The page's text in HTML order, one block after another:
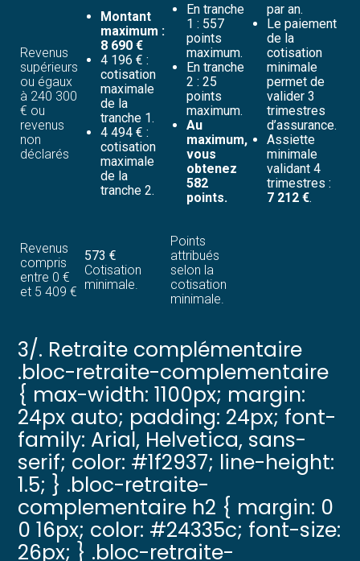
par an.
Le paiement
de la
cotisation
minimale
permet de
valider 3
trimestres
d’assurance.
Assiette
minimale
validant 4
trimestres :
7 212 €.
Revenus
supérieurs
ou égaux
à 240 300
€ ou
revenus
non
déclarés
Montant
maximum :
8 690 €
4 196 € :
cotisation
maximale
de la
tranche 1.
4 494 € :
cotisation
maximale
de la
tranche 2.
En tranche
1 : 557
points
maximum.
En tranche
2 : 25
points
maximum.
Au
maximum,
vous
obtenez
582
points.
Revenus
compris
entre 0 €
et 5 409 €
573 €
Cotisation
minimale.
Points
attribués
selon la
cotisation
minimale.
3/. Retraite complémentaire
.bloc-retraite-complementaire
{ max-width: 1100px; margin:
24px auto; padding: 24px; font-
family: Arial, Helvetica, sans-
serif; color: #1f2937; line-height:
1.5; } .bloc-retraite-
complementaire h2 { margin: 0
0 16px; color: #24335c; font-size:
26px; } .bloc-retraite-